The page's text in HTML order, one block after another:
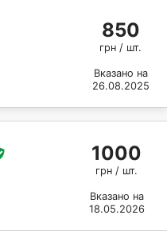
850
грн / шт.
Вказано на
26.08.2025
1000
грн / шт.
Вказано на
18.05.2026